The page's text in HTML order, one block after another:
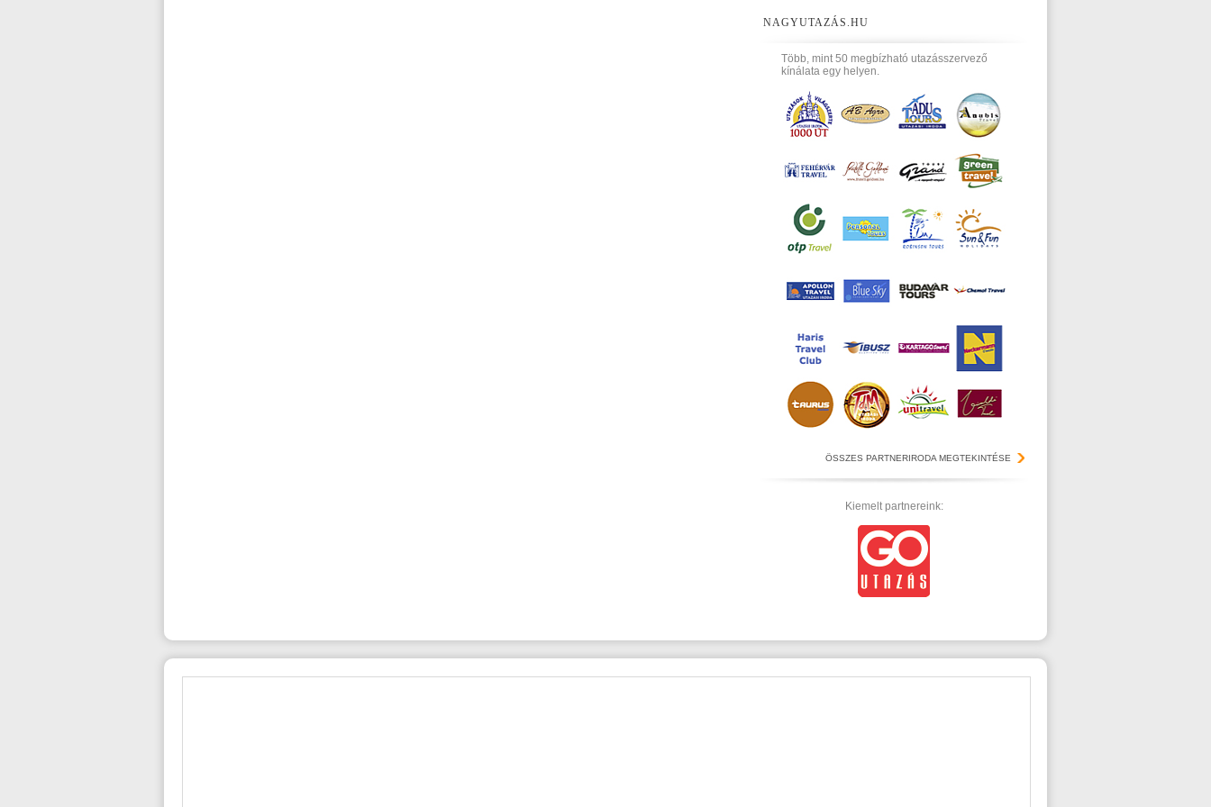
NAGYUTAZÁS.HU
Több, mint 50 megbízható utazásszervező
kínálata egy helyen.
ÖSSZES PARTNERIRODA MEGTEKINTÉSE
Kiemelt partnereink: